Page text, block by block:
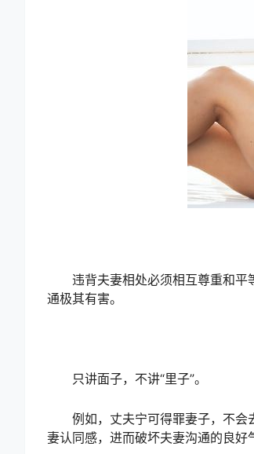
违背夫妻相处必须相互尊重和平
通极其有害。
只讲面子，不讲“里子”。
例如，丈夫宁可得罪妻子，不会
妻认同感，进而破坏夫妻沟通的良好